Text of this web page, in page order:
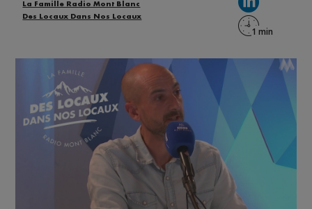
La Famille Radio Mont Blanc
Des Locaux Dans Nos Locaux